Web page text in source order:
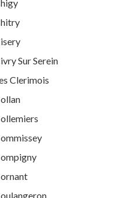
Sur Serein
Clerimois